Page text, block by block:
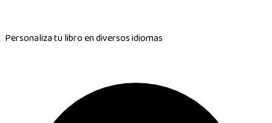
Personaliza tu libro endiversos idiomas